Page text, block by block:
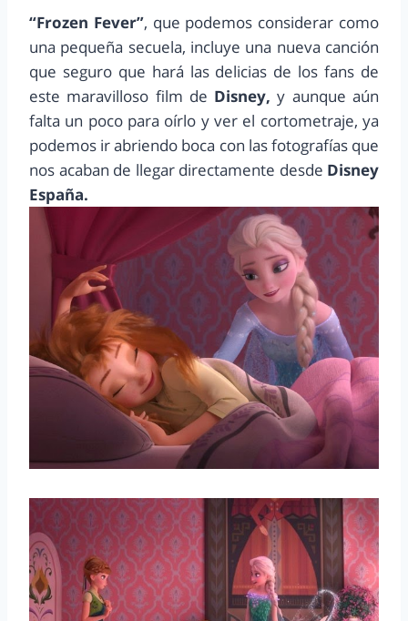
“Frozen Fever”, que podemos considerar como
una pequeña secuela, incluye una nueva canción
que seguro que hará las delicias de los fans de
este maravilloso film de Disney, y aunque aún
falta un poco para oírlo y ver el cortometraje, ya
podemos ir abriendo boca con las fotografías que
nos acaban de llegar directamente desde Disney
España.